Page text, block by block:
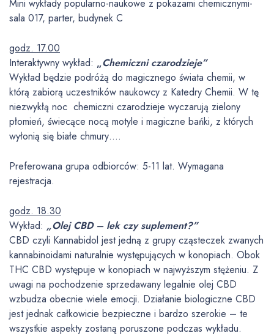
Mini wykłady popularno-naukowe z pokazami chemicznymi-
sala 017, parter, budynek C
godz. 17.00
Interaktywny wykład: „Chemiczni czarodzieje”
Wykład będzie podróżą do magicznego świata chemii, w
którą zabiorą uczestników naukowcy z Katedry Chemii. W tę
niezwykłą noc chemiczni czarodzieje wyczarują zielony
płomień, świecące nocą motyle i magiczne bańki, z których
wyłonią się białe chmury….
Preferowana grupa odbiorców: 5-11 lat. Wymagana
rejestracja.
godz. 18.30
Wykład: „Olej CBD – lek czy suplement?”
CBD czyli Kannabidol jest jedną z grupy cząsteczek zwanych
kannabinoidami naturalnie występujących w konopiach. Obok
THC CBD występuje w konopiach w najwyższym stężeniu. Z
uwagi na pochodzenie sprzedawany legalnie olej CBD
wzbudza obecnie wiele emocji. Działanie biologiczne CBD
jest jednak całkowicie bezpieczne i bardzo szerokie – te
wszystkie aspekty zostaną poruszone podczas wykładu.